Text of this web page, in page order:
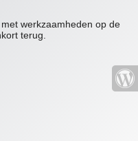
werkzaamheden op de
terug.